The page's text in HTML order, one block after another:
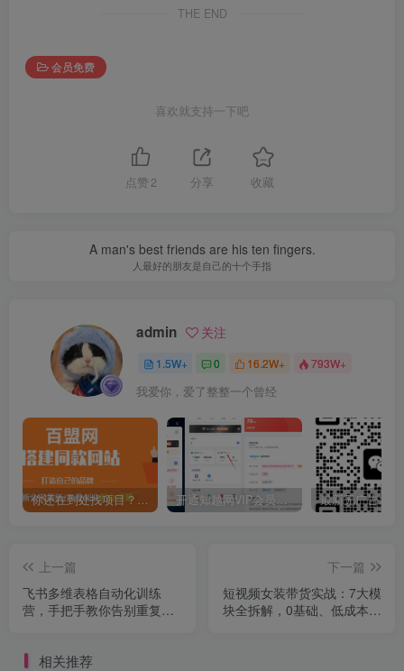
THE END
会员免费
喜欢就支持一下吧
点赞 2 分享 收藏
A man's best friends are his ten fingers.
人最好的朋友是自己的十个手指
admin 关注
1.5W+ 0 16.2W+ 793W+
我爱你，爱了整整一个曾经
你还在到处找项目？还在当韭菜？我靠卖项目一个月收入5万+，曾经我也是个失败者。 开通知越网VIP会员，尊享全站资源免费下载，享70%的推广提成！！【限时五折优惠】
上一篇
飞书多维表格自动化训练
营，手把手教你告别重复处
下一篇
短视频女装带货实战：7大模
块全拆解，0基础、低成本，
相关推荐